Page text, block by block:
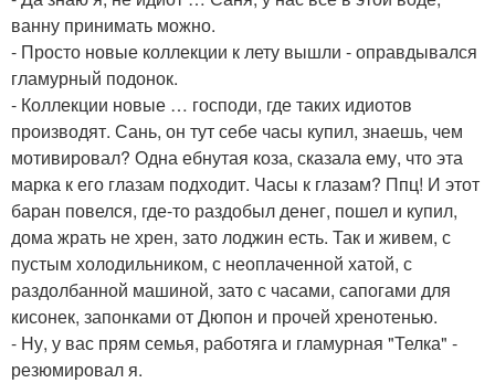
ванну принимать можно.
- Просто новые коллекции к лету вышли - оправдывался
гламурный подонок.
- Коллекции новые … господи, где таких идиотов
производят. Сань, он тут себе часы купил, знаешь, чем
мотивировал? Одна ебнутая коза, сказала ему, что эта
марка к его глазам подходит. Часы к глазам? Ппц! И этот
баран повелся, где-то раздобыл денег, пошел и купил,
дома жрать не хрен, зато лоджин есть. Так и живем, с
пустым холодильником, с неоплаченной хатой, с
раздолбанной машиной, зато с часами, сапогами для
кисонек, запонками от Дюпон и прочей хренотенью.
- Ну, у вас прям семья, работяга и гламурная "Телка" -
резюмировал я.